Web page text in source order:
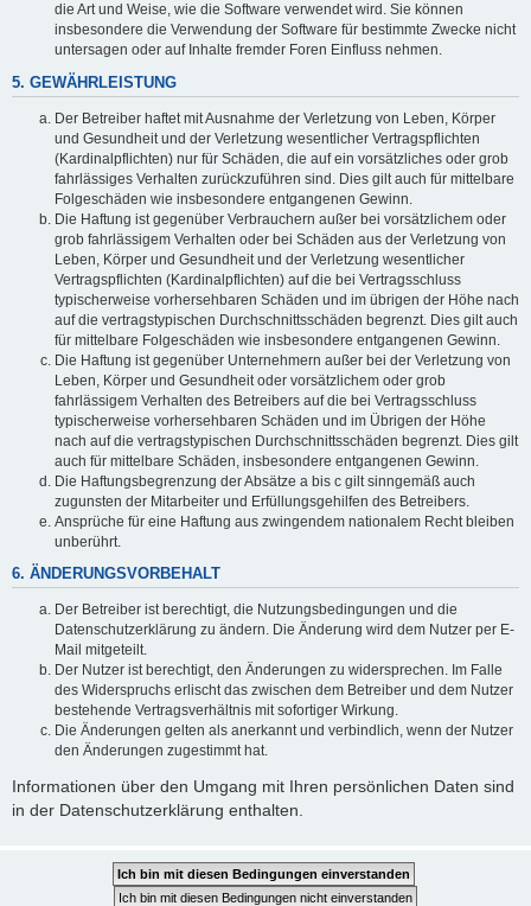
die Art und Weise, wie die Software verwendet wird. Sie können
insbesondere die Verwendung der Software für bestimmte Zwecke nicht
untersagen oder auf Inhalte fremder Foren Einfluss nehmen.
5. GEWÄHRLEISTUNG
Der Betreiber haftet mit Ausnahme der Verletzung von Leben, Körper
und Gesundheit und der Verletzung wesentlicher Vertragspflichten
(Kardinalpflichten) nur für Schäden, die auf ein vorsätzliches oder grob
fahrlässiges Verhalten zurückzuführen sind. Dies gilt auch für mittelbare
Folgeschäden wie insbesondere entgangenen Gewinn.
Die Haftung ist gegenüber Verbrauchern außer bei vorsätzlichem oder
grob fahrlässigem Verhalten oder bei Schäden aus der Verletzung von
Leben, Körper und Gesundheit und der Verletzung wesentlicher
Vertragspflichten (Kardinalpflichten) auf die bei Vertragsschluss
typischerweise vorhersehbaren Schäden und im übrigen der Höhe nach
auf die vertragstypischen Durchschnittsschäden begrenzt. Dies gilt auch
für mittelbare Folgeschäden wie insbesondere entgangenen Gewinn.
Die Haftung ist gegenüber Unternehmern außer bei der Verletzung von
Leben, Körper und Gesundheit oder vorsätzlichem oder grob
fahrlässigem Verhalten des Betreibers auf die bei Vertragsschluss
typischerweise vorhersehbaren Schäden und im Übrigen der Höhe
nach auf die vertragstypischen Durchschnittsschäden begrenzt. Dies gilt
auch für mittelbare Schäden, insbesondere entgangenen Gewinn.
Die Haftungsbegrenzung der Absätze a bis c gilt sinngemäß auch
zugunsten der Mitarbeiter und Erfüllungsgehilfen des Betreibers.
Ansprüche für eine Haftung aus zwingendem nationalem Recht bleiben
unberührt.
6. ÄNDERUNGSVORBEHALT
Der Betreiber ist berechtigt, die Nutzungsbedingungen und die
Datenschutzerklärung zu ändern. Die Änderung wird dem Nutzer per E-
Mail mitgeteilt.
Der Nutzer ist berechtigt, den Änderungen zu widersprechen. Im Falle
des Widerspruchs erlischt das zwischen dem Betreiber und dem Nutzer
bestehende Vertragsverhältnis mit sofortiger Wirkung.
Die Änderungen gelten als anerkannt und verbindlich, wenn der Nutzer
den Änderungen zugestimmt hat.
Informationen über den Umgang mit Ihren persönlichen Daten sind
in der Datenschutzerklärung enthalten.